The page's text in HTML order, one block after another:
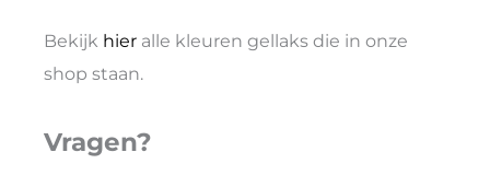
Bekijk hier alle kleuren gellaks die in onze
shop staan.
Vragen?